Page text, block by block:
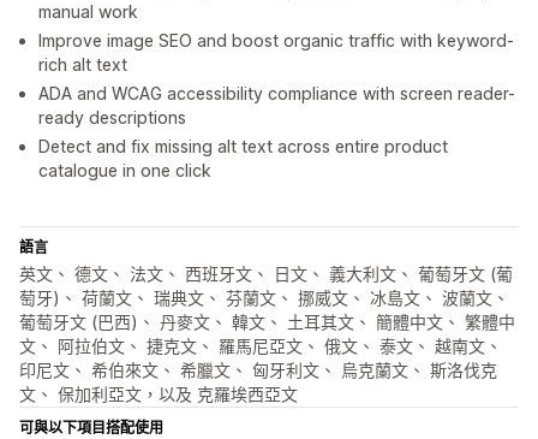
manual work
Improve image SEO and boost organic traffic with keyword-
rich alt text
ADA and WCAG accessibility compliance with screen reader-
ready descriptions
Detect and fix missing alt text across entire product
catalogue in one click
語言
英文、 德文、 法文、 西班牙文、 日文、 義大利文、 葡萄牙文 (葡
萄牙)、 荷蘭文、 瑞典文、 芬蘭文、 挪威文、 冰島文、 波蘭文、
葡萄牙文 (巴西)、 丹麥文、 韓文、 土耳其文、 簡體中文、 繁體中
文、 阿拉伯文、 捷克文、 羅馬尼亞文、 俄文、 泰文、 越南文、
印尼文、 希伯來文、 希臘文、 匈牙利文、 烏克蘭文、 斯洛伐克
文、 保加利亞文，以及 克羅埃西亞文
可與以下項目搭配使用